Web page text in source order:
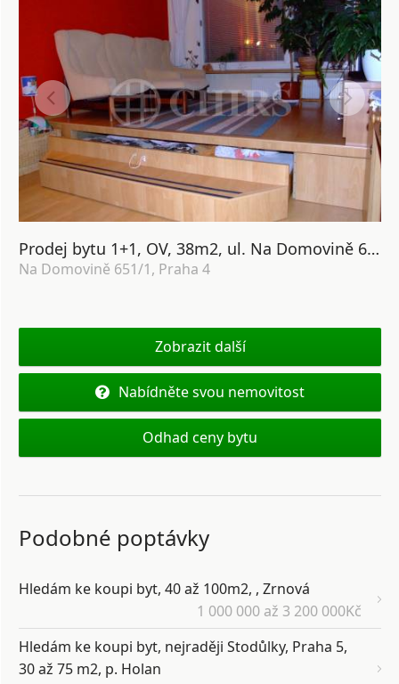
Prodej bytu 1+1, OV, 38m2, ul. Na Domovině 651/1, P4 - Libuš
Na Domovině 651/1, Praha 4
Zobrazit další
Nabídněte svou nemovitost
Odhad ceny bytu
Podobné poptávky
Hledám ke koupi byt, 40 až 100m2, , Zrnová
1 000 000 až 3 200 000Kč
Hledám ke koupi byt, nejraději Stodůlky, Praha 5,
30 až 75 m2, p. Holan